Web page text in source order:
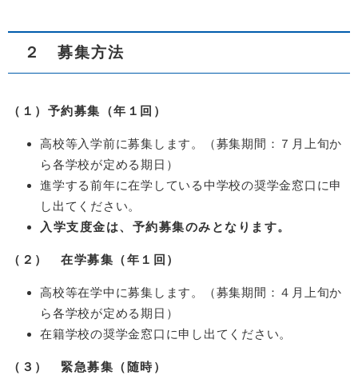
２ 募集方法
（１）予約募集（年１回）
高校等入学前に募集します。（募集期間：７月上旬か
ら各学校が定める期日）
進学する前年に在学している中学校の奨学金窓口に申
し出てください。
入学支度金は、予約募集のみとなります。
（２） 在学募集（年１回）
高校等在学中に募集します。（募集期間：４月上旬か
ら各学校が定める期日）
在籍学校の奨学金窓口に申し出てください。
（３） 緊急募集（随時）